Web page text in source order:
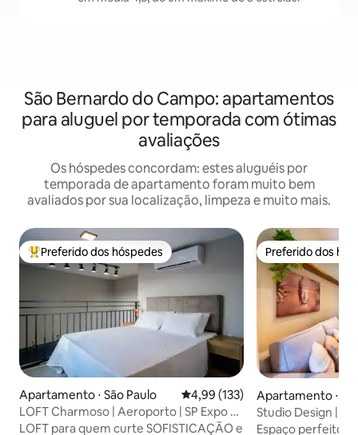
São Bernardo do Campo: apartamentos
para aluguel por temporada com ótimas
avaliações
Os hóspedes concordam: estes aluguéis por
temporada de apartamento foram muito bem
avaliados por sua localização, limpeza e muito mais.
Entre os melhores preferidos dos hóspedes
Preferido dos hóspedes
Apartamento ⋅ São Paulo 4,99 de uma avaliação média de
4,99 (133)
LOFT Charmoso | Aeroporto | SP Expo +
A/C
LOFT para quem curte SOFISTICAÇÃO e
Preferido dos
Preferido dos
Apartamento ⋅
Studio Design |
Litoral
Espaço perfeito